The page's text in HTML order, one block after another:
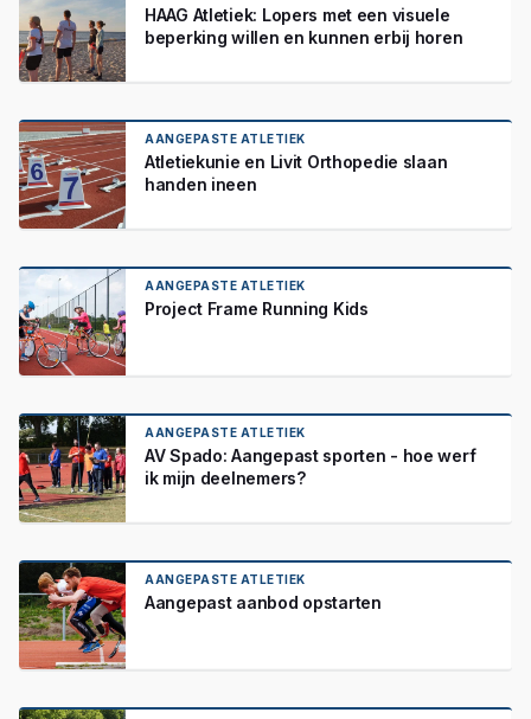
HAAG Atletiek: Lopers met een visuele
beperking willen en kunnen erbij horen
AANGEPASTE ATLETIEK
Atletiekunie en Livit Orthopedie slaan
handen ineen
AANGEPASTE ATLETIEK
Project Frame Running Kids
AANGEPASTE ATLETIEK
AV Spado: Aangepast sporten - hoe werf
ik mijn deelnemers?
AANGEPASTE ATLETIEK
Aangepast aanbod opstarten